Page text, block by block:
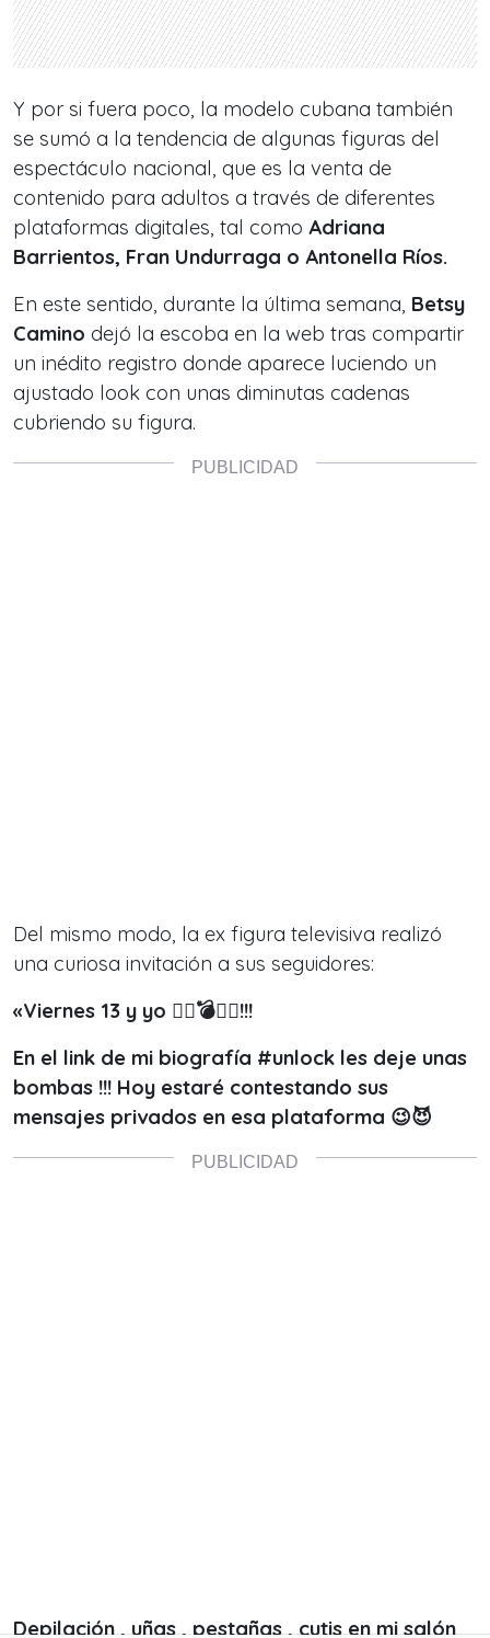
Y por si fuera poco, la modelo cubana también
se sumó a la tendencia de algunas figuras del
espectáculo nacional, que es la venta de
contenido para adultos a través de diferentes
plataformas digitales, tal como Adriana
Barrientos, Fran Undurraga o Antonella Ríos.
En este sentido, durante la última semana, Betsy
Camino dejó la escoba en la web tras compartir
un inédito registro donde aparece luciendo un
ajustado look con unas diminutas cadenas
cubriendo su figura.
Del mismo modo, la ex figura televisiva realizó
una curiosa invitación a sus seguidores:
«Viernes 13 y yo ❤️‍🔥💣😮‍💨!!!
En el link de mi biografía #unlock les deje unas
bombas !!! Hoy estaré contestando sus
mensajes privados en esa plataforma 😉😈
Depilación , uñas , pestañas , cutis en mi salón